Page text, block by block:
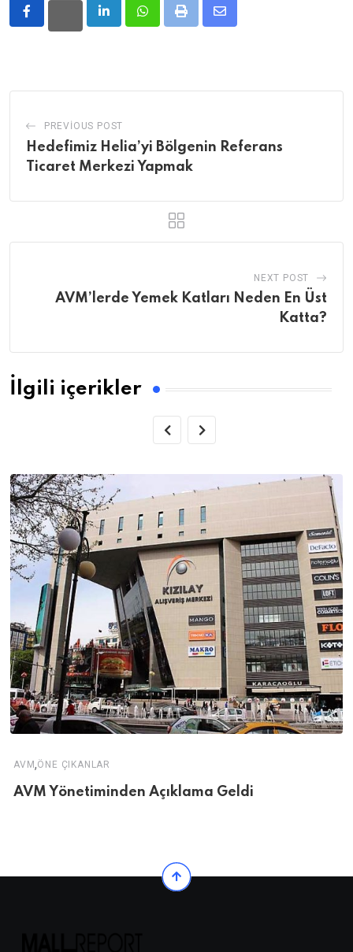
LinkedInWhatsappPrint
Share
PREVIOUS POST
Hedefimiz Helia’yi Bölgenin Referans
Ticaret Merkezi Yapmak
NEXT POST
AVM’lerde Yemek Katları Neden En Üst
Katta?
İlgili içerikler
AVM,ÖNE ÇIKANLAR
AVM Yönetiminden Açıklama Geldi